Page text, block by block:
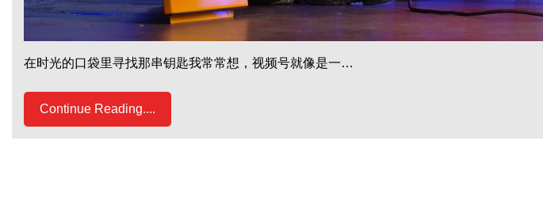
在时光的口袋里寻找那串钥匙我常常想，视频号就像是一…
Continue Reading....